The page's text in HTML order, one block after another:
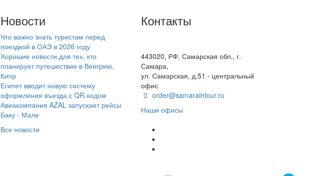
Новости
Что важно знать туристам перед
поездкой в ОАЭ в 2026 году
Хорошие новости для тех, кто
планирует путешествие в Венгрию,
Кипр
Египет вводит новую систему
оформления въезда с QR-кодом
Авиакомпания AZAL запускает рейсы
Баку - Мале
Все новости
Контакты
443020, РФ, Самарская обл., г.
Самара,
ул. Самарская, д.51 - центральный
офис
order@samaraintour.ru
Наши офисы